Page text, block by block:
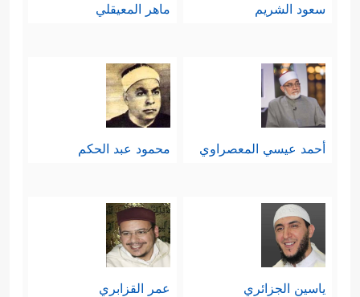
سعود الشريم ماهر المعيقلي
أحمد عيسي المعصراوي محمود عبد الحكم
ياسين الجزائري عمر القزابري